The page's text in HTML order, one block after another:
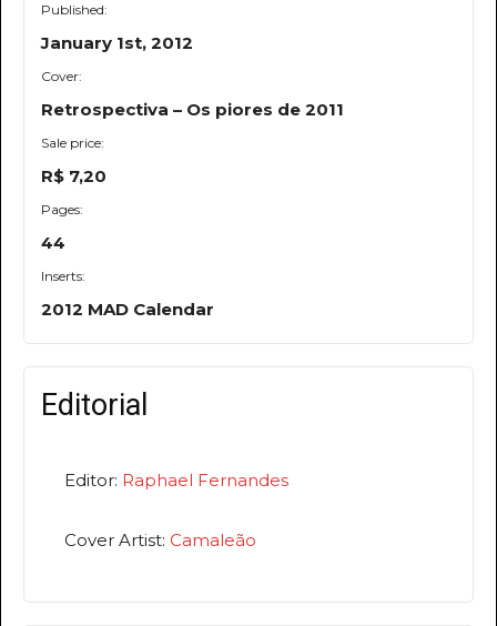
Published:
January 1st, 2012
Cover:
Retrospectiva – Os piores de 2011
Sale price:
R$ 7,20
Pages:
44
Inserts:
2012 MAD Calendar
Editorial
Editor: Raphael Fernandes
Cover Artist: Camaleão